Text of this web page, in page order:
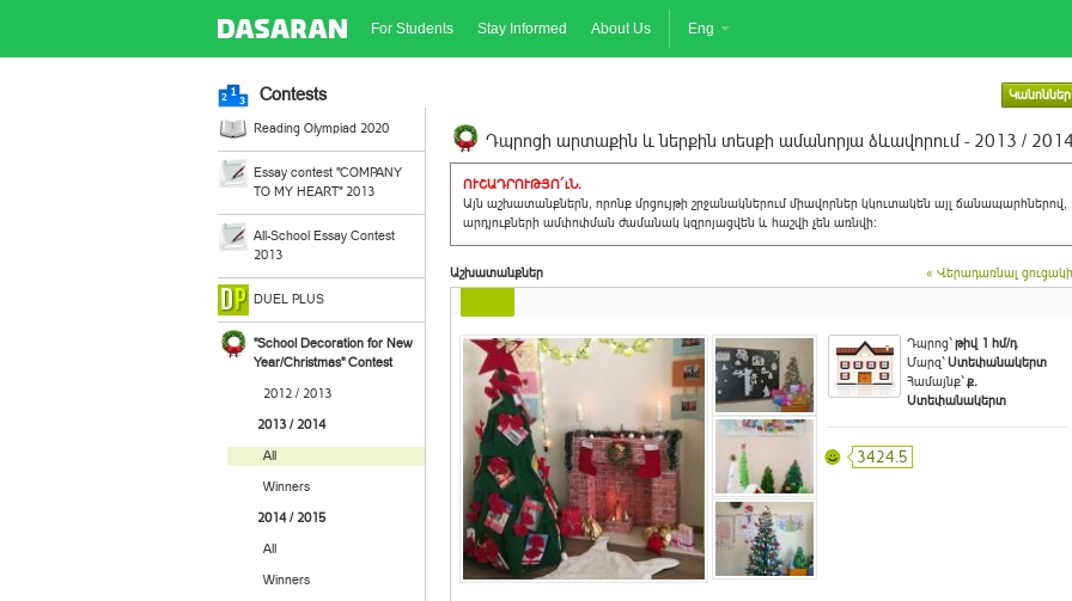
For Students Stay Informed About Us Eng
Contests Կանոններ
Reading Olympiad 2020
Essay contest "COMPANY
TO MY HEART" 2013
All-School Essay Contest
2013
DUEL PLUS
"School Decoration for New
Year/Christmas" Contest
2012 / 2013
2013 / 2014
All
Winners
2014 / 2015
All
Winners
Դպրոցի արտաքին և ներքին տեսքի ամանորյա ձևավորում - 2013 / 2014
ՈՒՇԱԴՐՈՒԹՅՈ´ւՆ.
Այն աշխատանքներն, որոնք մրցույթի շրջանակներում միավորներ կկուտակեն այլ ճանապարհներով,
արդյուքների ամփոփման ժամանակ կզրոյացվեն և հաշվի չեն առնվի:
Աշխատանքներ « Վերադառնալ
Դպրոց`թիվ 1 հմ/դ
Մարզ`Ստեփանակերտ
Համայնք`ք.
Ստեփանակերտ
3424.5